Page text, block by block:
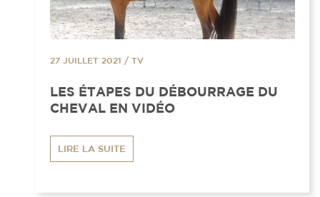
27 JUILLET 2021 / TV
LES ÉTAPES DU DÉBOURRAGE DU
CHEVAL EN VIDÉO
LIRE LA SUITE